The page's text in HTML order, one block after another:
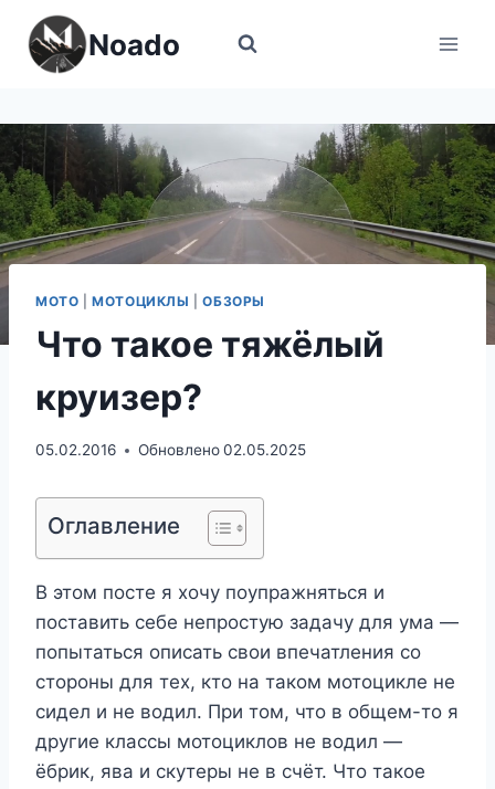
Перейти
содержимому
Noado
МОТО |МОТОЦИКЛЫ |ОБЗОРЫ
Что такое тяжёлый
круизер?
05.02.2016 Обновлено02.05.2025
Оглавление
В этом посте я хочу поупражняться и
поставить себе непростую задачу для ума —
попытаться описать свои впечатления со
стороны для тех, кто на таком мотоцикле не
сидел и не водил. При том, что в общем-то я
другие классы мотоциклов не водил —
ёбрик, ява и скутеры не в счёт. Что такое